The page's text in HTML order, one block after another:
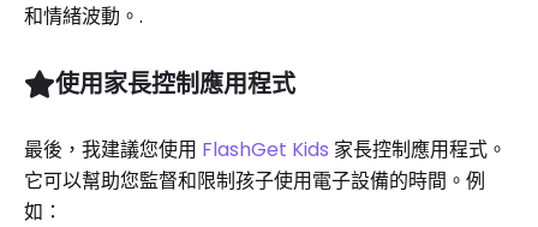
和情緒波動。.
使用家長控制應用程式
最後，我建議您使用 FlashGet Kids 家長控制應用程式。
它可以幫助您監督和限制孩子使用電子設備的時間。例
如：